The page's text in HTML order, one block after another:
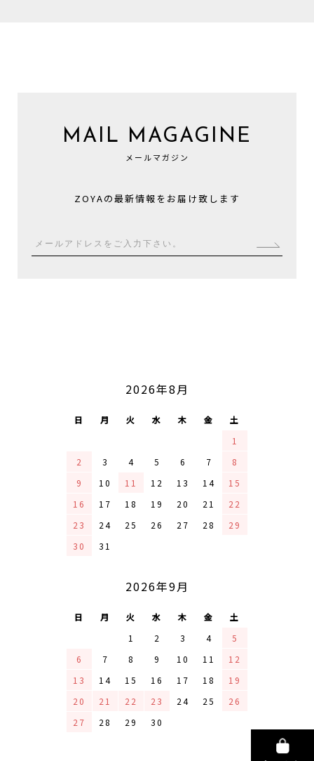
MAIL MAGAGINE
メールマガジン
ZOYAの最新情報をお届け致します
2026年8月
日 月 火 水 木 金
土
1
2
3 4 5 6 7
8
9
10 11 12 13 14
15
16
17 18 19 20 21
22
23
24 25 26 27 28
29
30
31
2026年9月
日 月 火 水 木 金
土
1
2 3 4
5
6
7 8 9 10 11
12
13
14 15 16 17 18
19
20
21 22 23 24 25
26
27
28 29 30